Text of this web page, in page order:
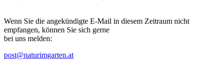
Wenn Sie die angekündigte E-Mail in diesem Zeitraum nicht
empfangen, können Sie sich gerne
bei uns melden:
post@naturimgarten.at